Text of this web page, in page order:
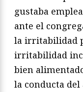
gustaba
ante el
la irritabilidad
irritabilidad
bien
la conducta del